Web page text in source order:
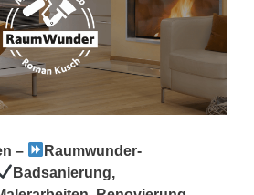
–
Raumwunder-
Badsanierung,